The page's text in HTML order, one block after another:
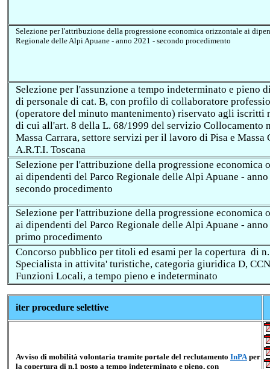
Selezione per l'attribuzione della progressione economica orizzontale ai
Regionale delle Alpi Apuane - anno 2021 - secondo procedimento
Selezione per l'assunzione a tempo indeterminato e pieno
di personale di cat. B, con profilo di collaboratore
(operatore del minuto mantenimento) riservato agli iscritti
di cui all'art. 8 della L. 68/1999 del servizio Collocamento
Massa Carrara, settore servizi per il lavoro di Pisa e Massa
A.R.T.I. Toscana
Selezione per l'attribuzione della progressione economica
ai dipendenti del Parco Regionale delle Alpi Apuane -
secondo procedimento
Selezione per l'attribuzione della progressione economica
ai dipendenti del Parco Regionale delle Alpi Apuane -
primo procedimento
Concorso pubblico per titoli ed esami per la copertura di
Specialista in attivita' turistiche, categoria giuridica D,
Funzioni Locali, a tempo pieno e indeterminato
iter procedure selettive
Avviso di mobilità volontaria tramite portale del reclutamento InPAper
la copertura di n.1 posto a tempo indeterminato e pieno, con